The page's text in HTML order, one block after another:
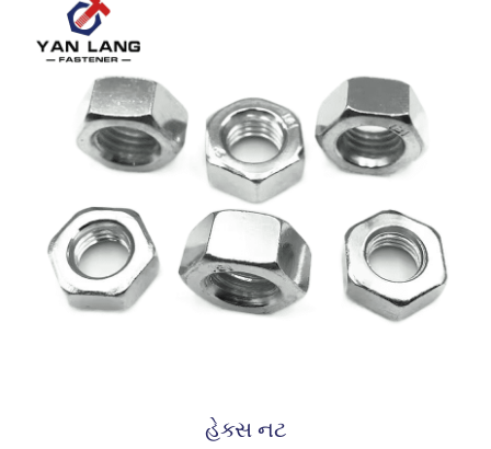
હેક્સ નટ